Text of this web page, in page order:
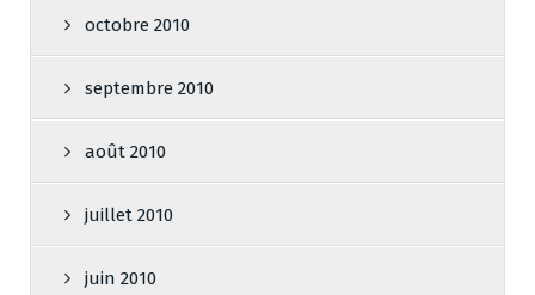
octobre 2010
septembre 2010
août 2010
juillet 2010
juin 2010